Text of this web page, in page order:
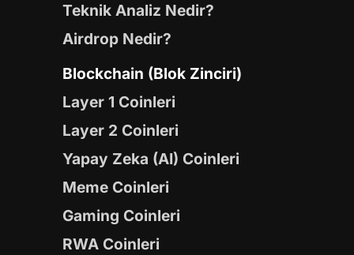
Teknik Analiz Nedir?
Airdrop Nedir?
Blockchain (Blok Zinciri)
Layer 1 Coinleri
Layer 2 Coinleri
Yapay Zeka (AI) Coinleri
Meme Coinleri
Gaming Coinleri
RWA Coinleri